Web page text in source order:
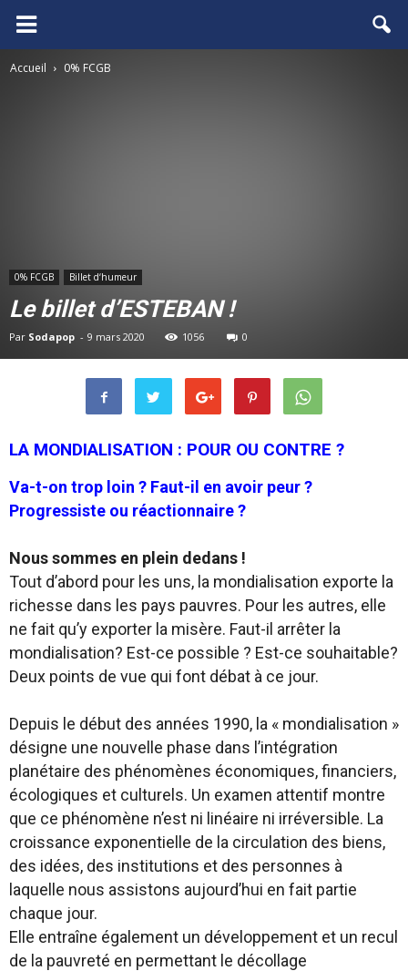
FCGB.net
Accueil 0% FCGB
0% FCGB Billet d‘humeur
Le billet d’ESTEBAN !
Par Sodapop - 9 mars 2020 1056 0
LA MONDIALISATION : POUR OU CONTRE ?
Va-t-on trop loin ? Faut-il en avoir peur ?
Progressiste ou réactionnaire ?
Nous sommes en plein dedans !
Tout d’abord pour les uns, la mondialisation exporte la
richesse dans les pays pauvres. Pour les autres, elle
ne fait qu’y exporter la misère. Faut-il arrêter la
mondialisation? Est-ce possible ? Est-ce souhaitable?
Deux points de vue qui font débat à ce jour.
Depuis le début des années 1990, la « mondialisation »
désigne une nouvelle phase dans l’intégration
planétaire des phénomènes économiques, financiers,
écologiques et culturels. Un examen attentif montre
que ce phénomène n’est ni linéaire ni irréversible. La
croissance exponentielle de la circulation des biens,
des idées, des institutions et des personnes à
laquelle nous assistons aujourd’hui en fait partie
chaque jour.
Elle entraîne également un développement et un recul
de la pauvreté en permettant le décollage